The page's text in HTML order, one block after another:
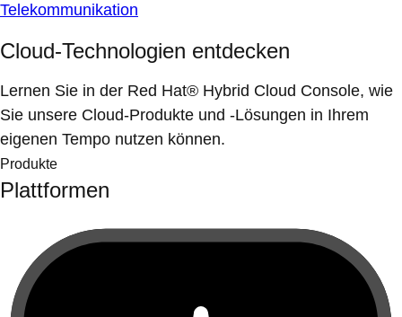
Telekommunikation
Cloud-Technologien entdecken
Lernen Sie in der Red Hat® Hybrid Cloud Console, wie
Sie unsere Cloud-Produkte und -Lösungen in Ihrem
eigenen Tempo nutzen können.
Produkte
Plattformen